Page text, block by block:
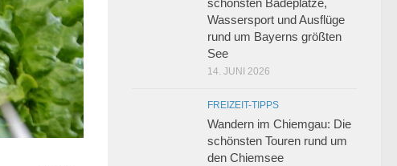
Wassersport und Ausflüge
rund um Bayerns größten
See
14. JUNI 2026
FREIZEIT-TIPPS
Wandern im Chiemgau: Die
schönsten Touren rund um
den Chiemsee